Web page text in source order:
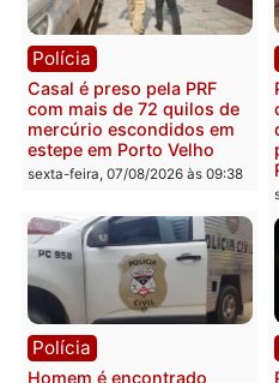
Polícia
2 MILHÕES – Unnesa
apresenta documentos
que comprovam
transparência e legalidade
na operação alvo da PF
Polícia